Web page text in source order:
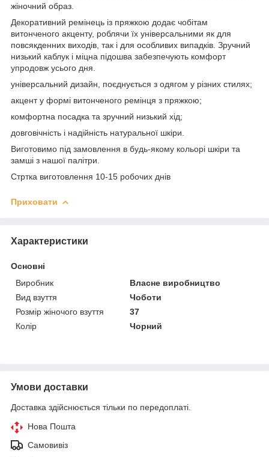
жіночний образ.
Декоративний ремінець із пряжкою додає чобітам
витонченого акценту, роблячи їх універсальними як для
повсякденних виходів, так і для особливих випадків. Зручний
низький каблук і міцна підошва забезпечують комфорт
упродовж усього дня.
універсальний дизайн, поєднується з одягом у різних стилях;
акцент у формі витонченого ремінця з пряжкою;
комфортна посадка та зручний низький хід;
довговічність і надійність натуральної шкіри.
Виготовимо під замовлення в будь-якому кольорі шкіри та
замші з нашої палітри.
Стртка виготовлення 10-15 робочих днів
Приховати
Характеристики
Основні
Виробник
Власне виробництво
Вид взуття
Чоботи
Розмір жіночого взуття
37
Колір
Чорний
Умови доставки
Доставка здійснюється тільки по передоплаті.
Нова Пошта
Самовивіз